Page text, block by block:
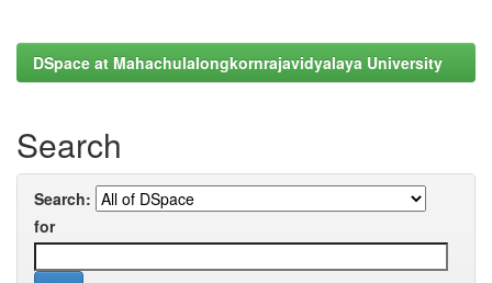
DSpace at Mahachulalongkornrajavidyalaya University
Search
Search:
for